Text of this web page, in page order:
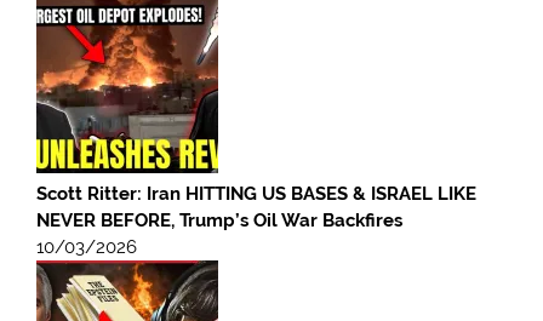
Scott Ritter: Iran HITTING US BASES & ISRAEL LIKE
NEVER BEFORE, Trump’s Oil War Backfires
10/03/2026